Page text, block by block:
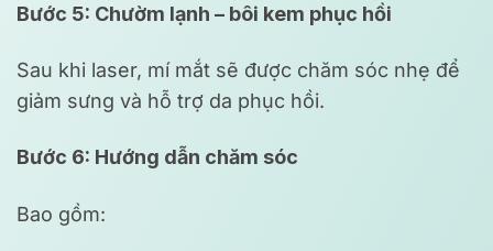
Bước 5: Chườm lạnh – bôi kem phục hồi
Sau khi laser, mí mắt sẽ được chăm sóc nhẹ để
giảm sưng và hỗ trợ da phục hồi.
Bước 6: Hướng dẫn chăm sóc
Bao gồm: